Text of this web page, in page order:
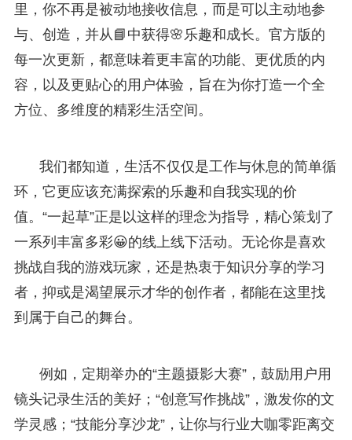
里，你不再是被动地接收信息，而是可以主动地参
与、创造，并从📘中获得🌸乐趣和成长。官方版的
每一次更新，都意味着更丰富的功能、更优质的内
容，以及更贴心的用户体验，旨在为你打造一个全
方位、多维度的精彩生活空间。
我们都知道，生活不仅仅是工作与休息的简单循
环，它更应该充满探索的乐趣和自我实现的价
值。“一起草”正是以这样的理念为指导，精心策划了
一系列丰富多彩😀的线上线下活动。无论你是喜欢
挑战自我的游戏玩家，还是热衷于知识分享的学习
者，抑或是渴望展示才华的创作者，都能在这里找
到属于自己的舞台。
例如，定期举办的“主题摄影大赛”，鼓励用户用
镜头记录生活的美好；“创意写作挑战”，激发你的文
学灵感；“技能分享沙龙”，让你与行业大咖零距离交